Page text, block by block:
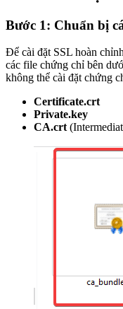
Bước 1: Chuẩn bị
Để cài đặt SSL hoàn
các file chứng chỉ bên
không thể cài đặt chứng
Certificate.crt
Private.key
CA.crt